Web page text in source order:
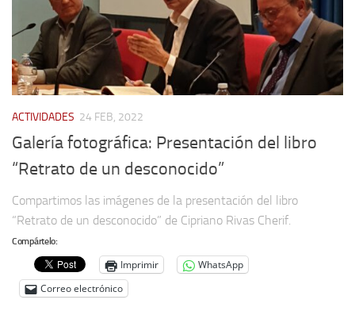
ACTIVIDADES 24 FEB, 2022
Galería fotográfica: Presentación del libro
“Retrato de un desconocido”
Compartimos las imágenes de la presentación del libro
“Retrato de un desconocido” de Cipriano Rivas Cherif.
Compártelo:
Imprimir
WhatsApp
Correo electrónico